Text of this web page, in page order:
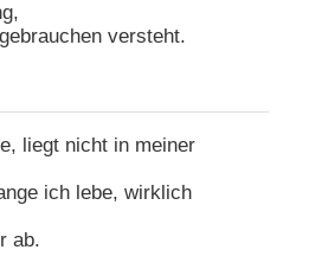
versteht.
liegt nicht in meiner
ich lebe, wirklich
ab.